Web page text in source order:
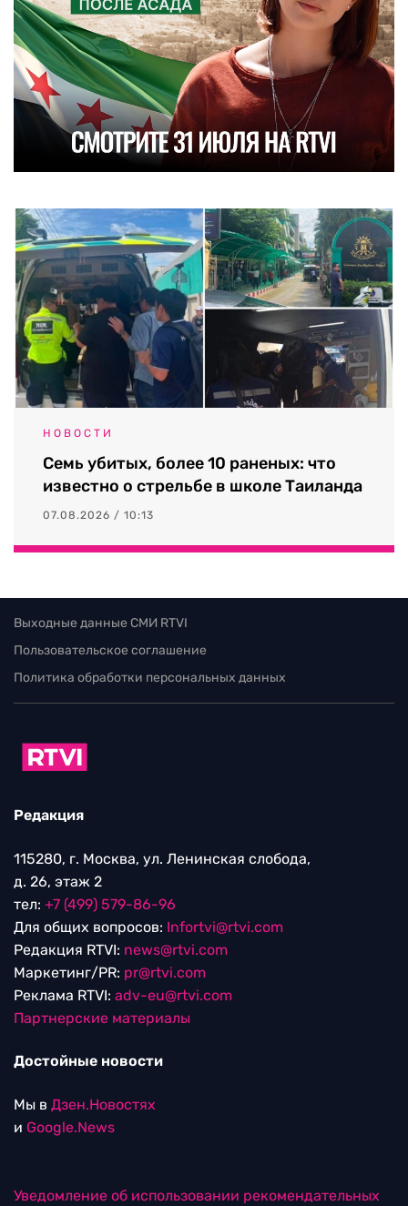
НОВОСТИ
Семь убитых, более 10 раненых: что
известно о стрельбе в школе Таиланда
07.08.2026 / 10:13
Выходные данные СМИ RTVI
Пользовательское соглашение
Политика обработки персональных данных
Редакция
115280, г. Москва, ул. Ленинская слобода,
д. 26, этаж 2
тел: +7 (499) 579-86-96
Для общих вопросов: Infortvi@rtvi.com
Редакция RTVI: news@rtvi.com
Маркетинг/PR: pr@rtvi.com
Реклама RTVI: adv-eu@rtvi.com
Партнерские материалы
Достойные новости
Мы в Дзен.Новостях
и Google.News
Уведомление об использовании рекомендательных